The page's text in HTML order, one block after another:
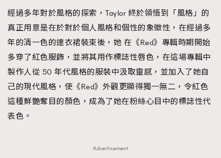
經過多年對於風格的探索，Taylor 終於領悟到「風格」的
真正用意是在於對於個人風格和個性的象徵性，在經過多
年的清一色的連衣裙裝束後，她 在《Red》專輯時期開始
多穿了紅色服飾，並將其用作標誌性唇色，在這場專輯中
製作人從 50 年代風格的服裝中汲取靈感，並加入了她自
己的現代風格，使《Red》外觀更顯得獨一無二，令紅色
這種鮮艷奪目的顏色，成為了她在粉絲心目中的標誌性代
表色。
Advertisement